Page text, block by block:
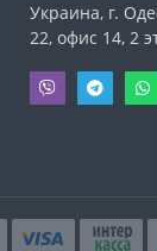
Украина, г.
22, офис 14, 2